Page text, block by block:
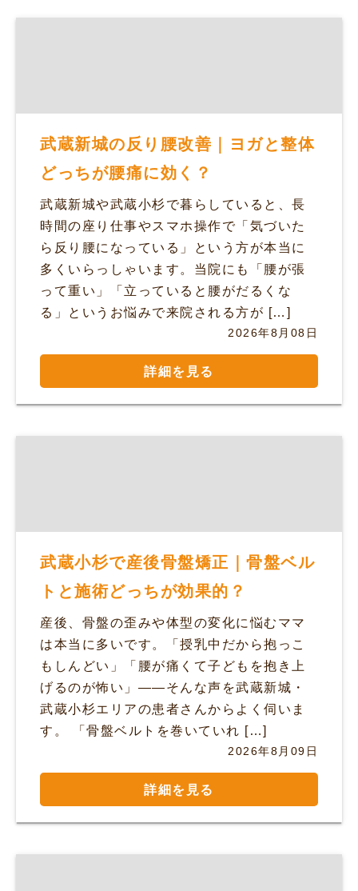
武蔵新城の反り腰改善｜ヨガと整体
どっちが腰痛に効く？
武蔵新城や武蔵小杉で暮らしていると、長
時間の座り仕事やスマホ操作で「気づいた
ら反り腰になっている」という方が本当に
多くいらっしゃいます。当院にも「腰が張
って重い」「立っていると腰がだるくな
る」というお悩みで来院される方が […]
2026年8月08日
詳細を見る
武蔵小杉で産後骨盤矯正｜骨盤ベル
トと施術どっちが効果的？
産後、骨盤の歪みや体型の変化に悩むママ
は本当に多いです。「授乳中だから抱っこ
もしんどい」「腰が痛くて子どもを抱き上
げるのが怖い」——そんな声を武蔵新城・
武蔵小杉エリアの患者さんからよく伺いま
す。 「骨盤ベルトを巻いていれ […]
2026年8月09日
詳細を見る